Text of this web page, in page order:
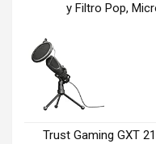
y Filtro Pop,
Trust Gaming GXT